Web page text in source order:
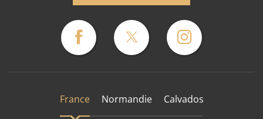
France Normandie Calvados